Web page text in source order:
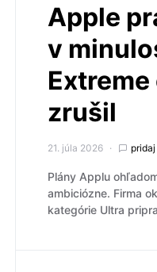
Apple
v
zrušil
21. júla 2026
Plány Applu
ambiciózne. Firma
kategórie Ultra